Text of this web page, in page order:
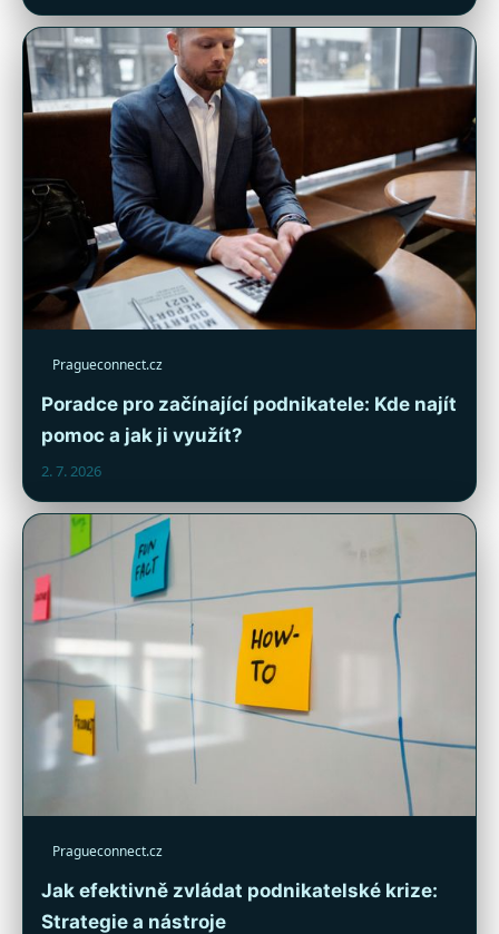
Pragueconnect.cz
Poradce pro začínající podnikatele: Kde najít
pomoc a jak ji využít?
2. 7. 2026
Pragueconnect.cz
Jak efektivně zvládat podnikatelské krize:
Strategie a nástroje